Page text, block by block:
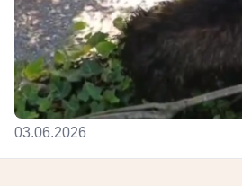
03.06.2026